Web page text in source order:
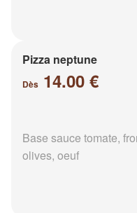
Pizza neptune
Dès 14.00 €
Base sauce tomate,
olives, oeuf